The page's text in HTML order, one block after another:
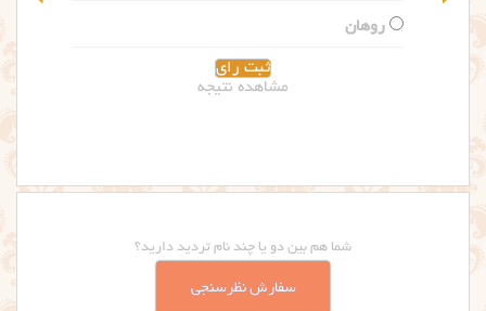
مشاهده نتیجه
شما هم بین دو یا چند نام تردید دارید؟
سفارش نظرسنجی